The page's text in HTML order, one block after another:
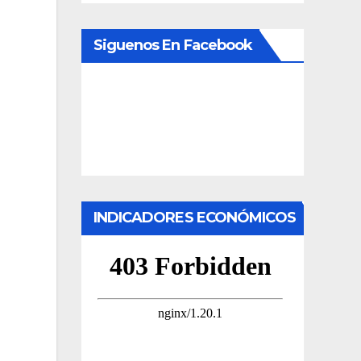
Siguenos En Facebook
INDICADORES ECONÓMICOS